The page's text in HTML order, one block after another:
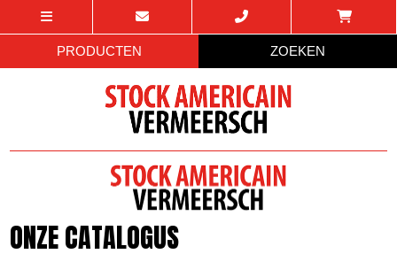
PRODUCTEN ZOEKEN
ONZE CATALOGUS